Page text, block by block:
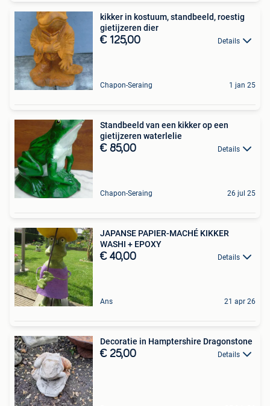
kikker in kostuum, standbeeld, roestig
gietijzeren dier
€ 125,00 Details
Chapon-Seraing 1 jan 25
Standbeeld van een kikker op een
gietijzeren waterlelie
€ 85,00 Details
Chapon-Seraing 26 jul 25
JAPANSE PAPIER-MACHÉ KIKKER
WASHI + EPOXY
€ 40,00 Details
Ans 21 apr 26
Decoratie in Hamptershire Dragonstone
€ 25,00 Details